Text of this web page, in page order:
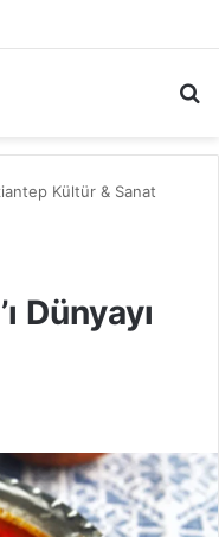
Kültür & Sanat
Dünyayı